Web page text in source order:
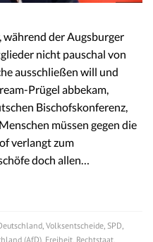
der Augsburger
nicht pauschal von
ausschließen will und
Prügel abbekam,
Bischofskonferenz,
müssen gegen die
verlangt zum
doch allen…
Volksentscheide SPD
(AfD) Freiheit Rechtstaat